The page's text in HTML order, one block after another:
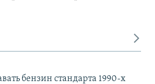
бензин стандарта 1990-х